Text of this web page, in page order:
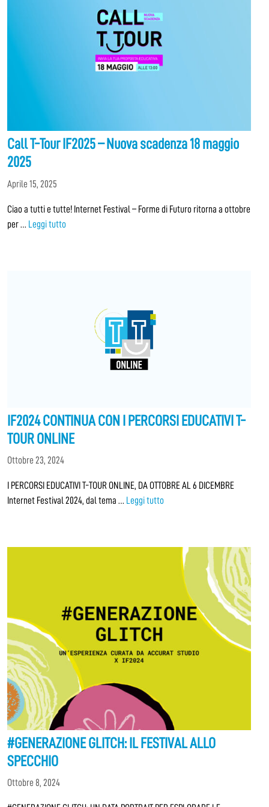
Call T-Tour IF2025 – Nuova scadenza 18 maggio
2025
Aprile 15, 2025
Ciao a tutti e tutte! Internet Festival – Forme di Futuro ritorna a ottobre
per … Leggi tutto
IF2024 CONTINUA CON I PERCORSI EDUCATIVI T-
TOUR ONLINE
Ottobre 23, 2024
I PERCORSI EDUCATIVI T-TOUR ONLINE, DA OTTOBRE AL 6 DICEMBRE
Internet Festival 2024, dal tema … Leggi tutto
#GENERAZIONE GLITCH: IL FESTIVAL ALLO
SPECCHIO
Ottobre 8, 2024